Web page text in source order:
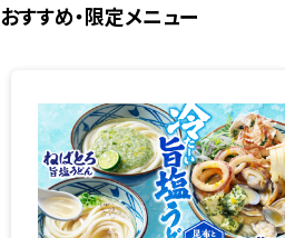
おすすめ・限定メニュー